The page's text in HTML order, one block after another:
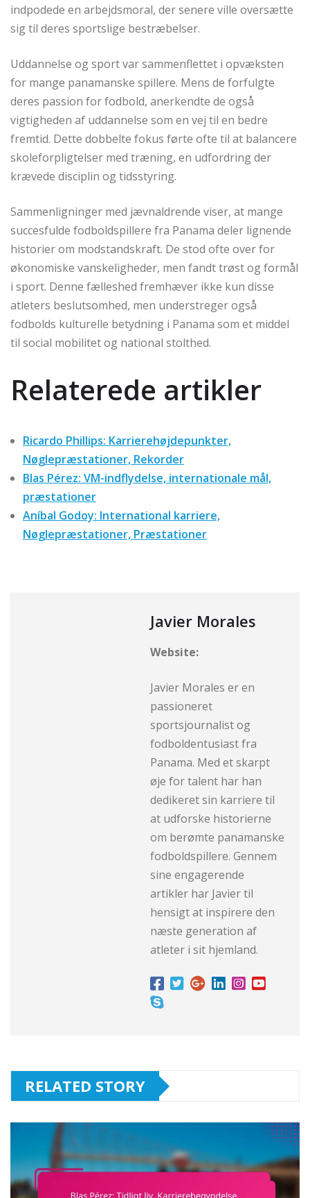
indpodede en arbejdsmoral, der senere ville oversætte
sig til deres sportslige bestræbelser.
Uddannelse og sport var sammenflettet i opvæksten
for mange panamanske spillere. Mens de forfulgte
deres passion for fodbold, anerkendte de også
vigtigheden af uddannelse som en vej til en bedre
fremtid. Dette dobbelte fokus førte ofte til at balancere
skoleforpligtelser med træning, en udfordring der
krævede disciplin og tidsstyring.
Sammenligninger med jævnaldrende viser, at mange
succesfulde fodboldspillere fra Panama deler lignende
historier om modstandskraft. De stod ofte over for
økonomiske vanskeligheder, men fandt trøst og formål
i sport. Denne fælleshed fremhæver ikke kun disse
atleters beslutsomhed, men understreger også
fodbolds kulturelle betydning i Panama som et middel
til social mobilitet og national stolthed.
Relaterede artikler
Ricardo Phillips: Karrierehøjdepunkter,
Nøglepræstationer, Rekorder
Blas Pérez: VM-indflydelse, internationale mål,
præstationer
Aníbal Godoy: International karriere,
Nøglepræstationer, Præstationer
Javier Morales
Website:
Javier Morales er en
passioneret
sportsjournalist og
fodboldentusiast fra
Panama. Med et skarpt
øje for talent har han
dedikeret sin karriere til
at udforske historierne
om berømte panamanske
fodboldspillere. Gennem
sine engagerende
artikler har Javier til
hensigt at inspirere den
næste generation af
atleter i sit hjemland.
RELATED STORY